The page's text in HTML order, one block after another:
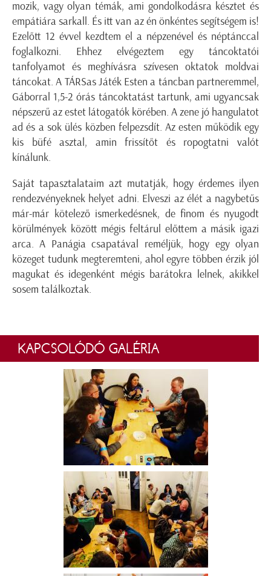
mozik, vagy olyan témák, ami gondolkodásra késztet és
empátiára sarkall. És itt van az én önkéntes segítségem is!
Ezelőtt 12 évvel kezdtem el a népzenével és néptánccal
foglalkozni. Ehhez elvégeztem egy táncoktatói
tanfolyamot és meghívásra szívesen oktatok moldvai
táncokat. A TÁRSas Játék Esten a táncban partneremmel,
Gáborral 1,5-2 órás táncoktatást tartunk, ami ugyancsak
népszerű az estet látogatók körében. A zene jó hangulatot
ad és a sok ülés közben felpezsdít. Az esten működik egy
kis büfé asztal, amin frissítőt és ropogtatni valót
kínálunk.
Saját tapasztalataim azt mutatják, hogy érdemes ilyen
rendezvényeknek helyet adni. Elveszi az élét a nagybetűs
már-már kötelező ismerkedésnek, de finom és nyugodt
körülmények között mégis feltárul előttem a másik igazi
arca. A Panágia csapatával reméljük, hogy egy olyan
közeget tudunk megteremteni, ahol egyre többen érzik jól
magukat és idegenként mégis barátokra lelnek, akikkel
sosem találkoztak.
KAPCSOLÓDÓ GALÉRIA